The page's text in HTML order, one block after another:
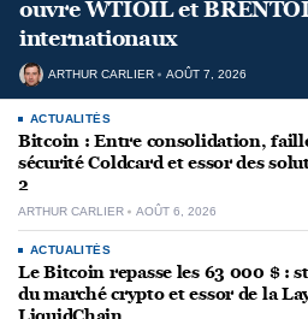
ouvre WTIOIL et
internationaux
ARTHUR CARLIER AOÛT 7, 2026
ACTUALITÉS
Bitcoin : Entre consolidation,
sécurité Coldcard et essor des
2
ARTHUR CARLIER AOÛT 6, 2026
ACTUALITÉS
Le Bitcoin repasse les 63 000 $ :
du marché crypto et essor de la